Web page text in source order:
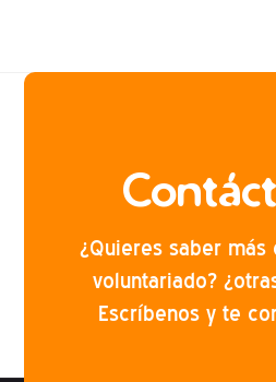
¿Quieres saber más
voluntariado?
Escríbenos y te